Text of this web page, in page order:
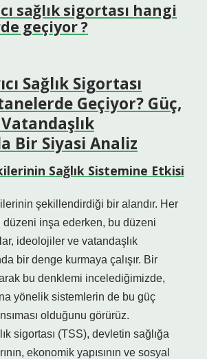
sağlık sigortası hangi
geçiyor ?
Sağlık Sigortası
Geçiyor? Güç,
Bir Siyasi Analiz
Sağlık Sistemine Etkisi
şekillendirdiği bir alandır. Her
inşa ederken, bu düzeni
ideolojiler ve vatandaşlık
bir denge kurmaya çalışır. Bir
bu denklemi incelediğimizde,
yönelik sistemlerin de bu güç
olduğunu görürüz.
sigortası (TSS), devletin sağlığa
ekonomik yapısının ve sosyal